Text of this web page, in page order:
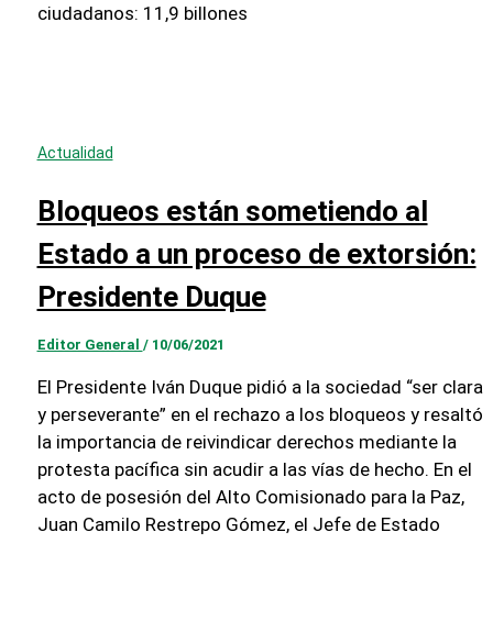
ciudadanos: 11,9 billones
Actualidad
Bloqueos están sometiendo al
Estado a un proceso de extorsión:
Presidente Duque
Editor General / 10/06/2021
El Presidente Iván Duque pidió a la sociedad “ser clara
y perseverante” en el rechazo a los bloqueos y resaltó
la importancia de reivindicar derechos mediante la
protesta pacífica sin acudir a las vías de hecho. En el
acto de posesión del Alto Comisionado para la Paz,
Juan Camilo Restrepo Gómez, el Jefe de Estado